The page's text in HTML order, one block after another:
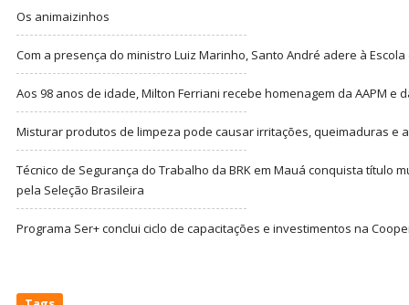
Os animaizinhos
Com a presença do ministro Luiz Marinho, Santo André adere à
Aos 98 anos de idade, Milton Ferriani recebe homenagem da AAPM e
Misturar produtos de limpeza pode causar irritações, queimaduras e
Técnico de Segurança do Trabalho da BRK em Mauá conquista título
pela Seleção Brasileira
Programa Ser+ conclui ciclo de capacitações e investimentos na